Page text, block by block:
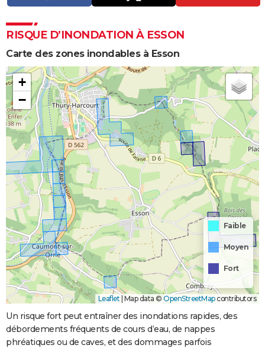
RISQUE D’INONDATION À ESSON
Carte des zones inondables à Esson
+
−
Faible
Moyen
Fort
Leaflet | Map data ©OpenStreetMapcontributors
Un risque fort peut entraîner des inondations rapides, des
débordements fréquents de cours d’eau, de nappes
phréatiques ou de caves, et des dommages parfois